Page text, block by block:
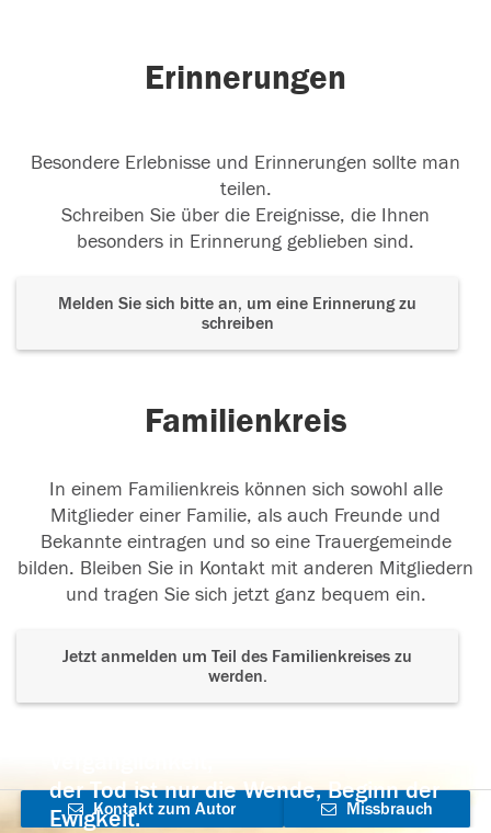
Erinnerungen
Besondere Erlebnisse und Erinnerungen sollte man
teilen.
Schreiben Sie über die Ereignisse, die Ihnen
besonders in Erinnerung geblieben sind.
Melden Sie sich bitte an, um eine Erinnerung zu
schreiben
Familienkreis
In einem Familienkreis können sich sowohl alle
Mitglieder einer Familie, als auch Freunde und
Bekannte eintragen und so eine Trauergemeinde
bilden. Bleiben Sie in Kontakt mit anderen Mitgliedern
und tragen Sie sich jetzt ganz bequem ein.
Jetzt anmelden um Teil des Familienkreises zu
werden.
der Tod ist nur die Wende, Beginn der
Ewigkeit.
Kontakt zum Autor Missbrauch